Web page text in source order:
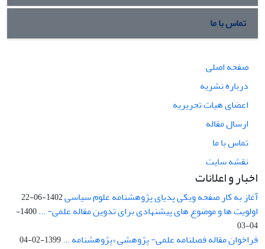
تماس با ما
صفحه اصلی
درباره نشریه
اعضای هیات تحریریه
ارسال مقاله
تماس با ما
نقشه سایت
اخبار و اعلانات
آغاز به کار صفحه ویکی پدیای پژوهشنامه علوم سیاسی1402-06-22
اولویت ها و موضوع های پیشنهادی برای تدوین مقاله علمی- ...
1400-
04-03
فراخوان مقاله فصلنامه علمی- پژوهشی «پژوهشنامه ...1399-02-04